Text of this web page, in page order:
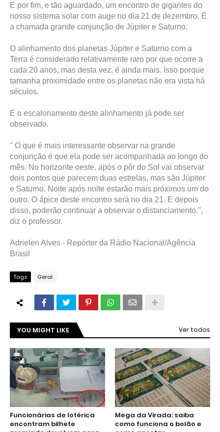
E por fim, e tão aguardado, um encontro de gigantes do
nosso sistema solar com auge no dia 21 de dezembro. É
a chamada grande conjunção de Júpiter e Saturno.
O alinhamento dos planetas Júpiter e Saturno com a
Terra é considerado relativamente raro por que ocorre a
cada 20 anos, mas desta vez, é ainda mais. Isso porque
tamanha proximidade entre os planetas não era vista há
séculos.
E o escalonamento deste alinhamento já pode ser
observado.
'' O que é mais interessante observar na grande
conjunção é que ela pode ser acompanhada ao longo do
mês. No horizonte oeste, após o pôr do Sol vai observar
dois pontos que parecem duas estrelas, mas são Júpiter
e Saturno. Noite após noite estarão mais próximos um do
outro. O ápice deste encontro será no dia 21. E depois
disso, poderão continuar a observar o distanciamento.'',
diz o professor.
Adrielen Alves - Repórter da Rádio Nacional/Agência
Brasil
Tags Geral
YOU MIGHT LIKE Ver todos
Funcionárias de lotérica
encontram bilhete
Mega da Virada: saiba
como funciona o bolão e